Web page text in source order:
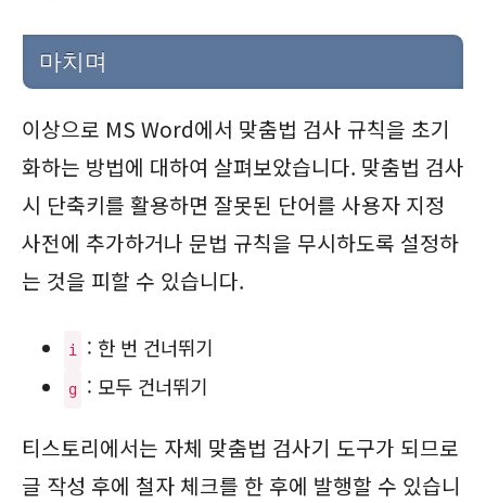
마치며
이상으로 MS Word에서 맞춤법 검사 규칙을 초기
화하는 방법에 대하여 살펴보았습니다. 맞춤법 검사
시 단축키를 활용하면 잘못된 단어를 사용자 지정
사전에 추가하거나 문법 규칙을 무시하도록 설정하
는 것을 피할 수 있습니다.
i : 한 번 건너뛰기
g : 모두 건너뛰기
티스토리에서는 자체 맞춤법 검사기 도구가 되므로
글 작성 후에 철자 체크를 한 후에 발행할 수 있습니